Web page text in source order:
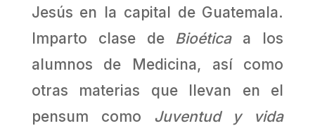
Jesús en la capital de Guatemala.
Imparto clase de Bioéticaa los
alumnos de Medicina, así como
otras materias que llevan en el
pensum como Juventud y vida